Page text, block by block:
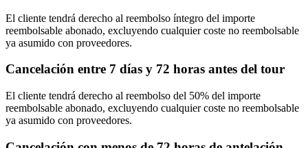
El cliente tendrá derecho al reembolso íntegro del importe
reembolsable abonado, excluyendo cualquier coste no reembolsable
ya asumido con proveedores.
Cancelación entre 7 días y 72 horas antes del tour
El cliente tendrá derecho al reembolso del 50% del importe
reembolsable abonado, excluyendo cualquier coste no reembolsable
ya asumido con proveedores.